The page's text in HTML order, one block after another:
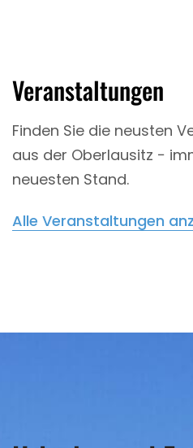
Veranstaltungen
Finden Sie die neusten
aus der Oberlausitz −
neuesten Stand.
Alle Veranstaltungen